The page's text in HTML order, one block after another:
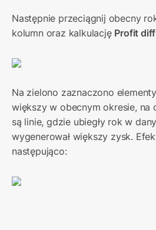
Następnie przeciągnij obecny
kolumn oraz kalkulację Profit
Na zielono zaznaczono
większy w obecnym okresie, na
są linie, gdzie ubiegły rok w
wygenerował większy zysk.
następująco: